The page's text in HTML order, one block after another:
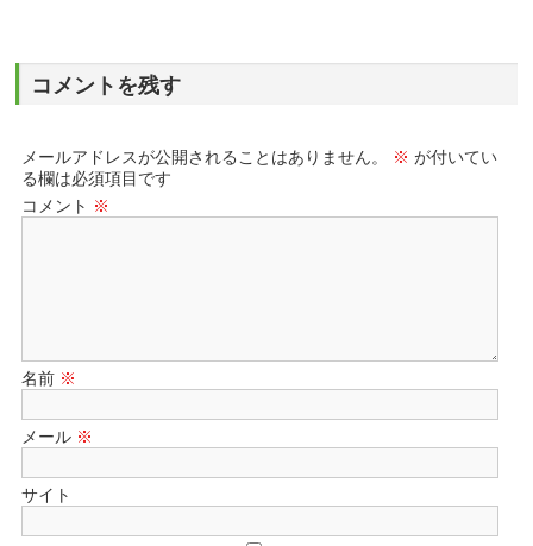
コメントを残す
メールアドレスが公開されることはありません。 ※ が付いてい
る欄は必須項目です
コメント ※
名前 ※
メール ※
サイト